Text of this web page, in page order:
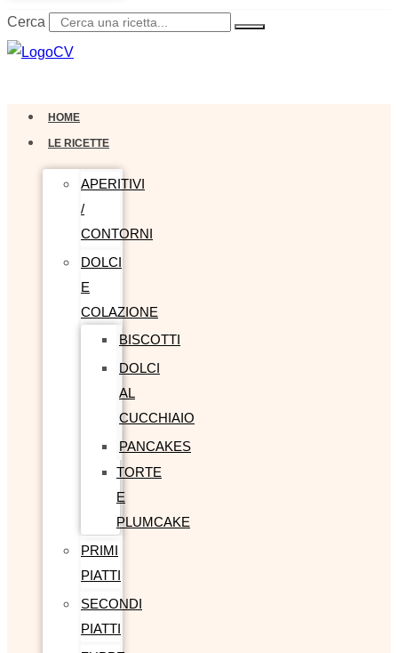
Cerca
HOME
LE RICETTE
APERITIVI
/
CONTORNI
DOLCI
E
COLAZIONE
BISCOTTI
DOLCI
AL
CUCCHIAIO
PANCAKES
TORTE
E
PLUMCAKE
PRIMI
PIATTI
SECONDI
PIATTI